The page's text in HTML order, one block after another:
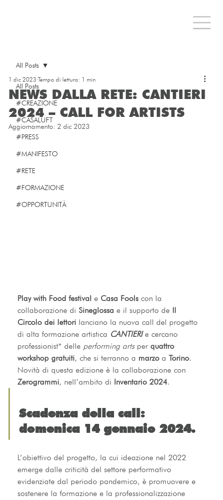
All Posts
#CREAZIONE
#CASALUFT
#PRESS
#MANIFESTO
#RETE
#FORMAZIONE
#OPPORTUNITÀ
All Posts
NEWS DALLA RETE: CANTIERI
2024 – CALL FOR ARTISTS
1 dic 2023 Tempo di lettura: 1 min
Aggiornamento:2 dic 2023
Play with Food festival e Casa Fools con la
collaborazione di Sineglossa e il supporto de Il
Circolo dei lettori lanciano la nuova call del progetto
di alta formazione artistica CANTIERI e cercano
professionist* delle performing arts per quattro
workshop gratuiti, che si terranno a marzo a Torino.
Novità di questa edizione è la collaborazione con
Zerogrammi, nell’ambito di Inventario 2024.
Scadenza della call:
domenica 14 gennaio 2024.
L’obiettivo del progetto, la cui ideazione nel 2022
emerge dalle criticità del settore performativo
evidenziate dal periodo pandemico, è promuovere e
sostenere la formazione e la professionalizzazione